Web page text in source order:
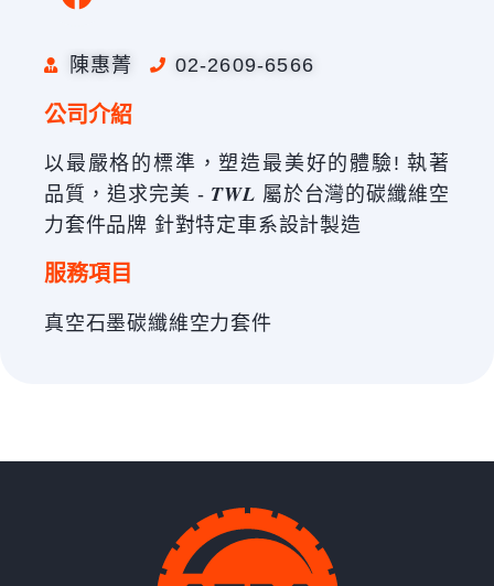
陳惠菁 02-2609-6566
公司介紹
以最嚴格的標準，塑造最美好的體驗! 執著
品質，追求完美 - 𝑻𝑾𝑳 屬於台灣的碳纖維空
力套件品牌 針對特定車系設計製造
服務項目
真空石墨碳纖維空力套件